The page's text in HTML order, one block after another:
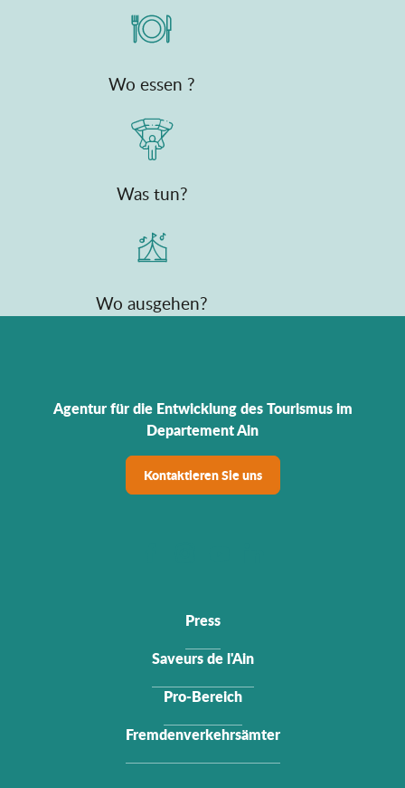
Wo essen ?
Was tun?
Wo ausgehen?
Agentur für die Entwicklung des Tourismus im
Departement Ain
Kontaktieren Sie uns
Press
Saveurs de l'Ain
Pro-Bereich
Fremdenverkehrsämter